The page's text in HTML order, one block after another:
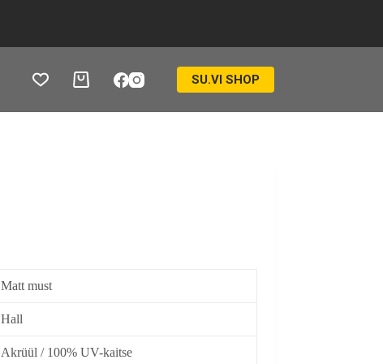
Ostukorv SU.VI SHOP
Matt must
Hall
Akrüül / 100% UV-kaitse